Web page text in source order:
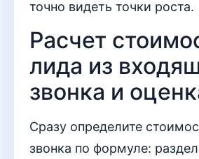
точно видеть точки роста.
Расчет
лида из
звонка и
Сразу определите
звонка по формуле: